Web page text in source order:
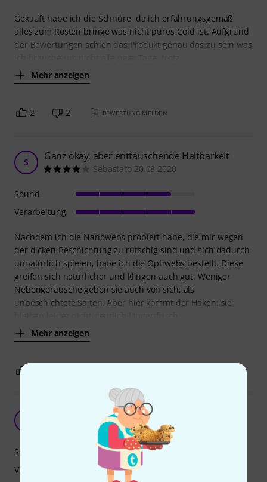
Gekauft habe ich die Schnüre, da ich erfahrungsgemäß
alles zum Rosten bringe was nicht pures Gold ist. Aufgrund
der Bewertungen schien das Produkt genau das zu sein was
Mehr anzeigen
2 2 BEWERTUNG MELDEN
S Ganz okay, aber enttäuschende Haltbarkeit
Sebastato 20.08.2020
Nachdem ich die Nanowebs probiert habe, die mir wegen
der dicken Beschichtung zu rutschig sind und sich dadurch
unnatürlich spielen, habe ich die Optiwebs bestellt. Diese
greifen sich natürlicher und klingen auch gut. Weniger
Nebengeräusche geben sie auch von sich, als
unbeschichtete Saiten. Aber hier kommt der Haken: sie
Mehr anzeigen
Sound
Verarbeitung
Jack of all trades...
Alexander Klein 23.01.2023
Sound
Verarbeitung